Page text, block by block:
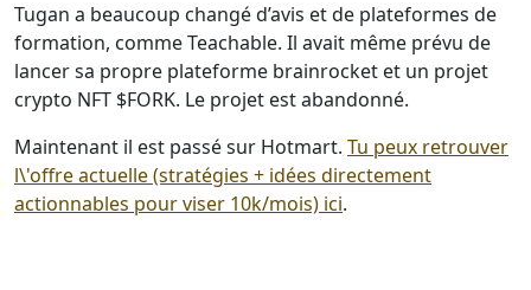
Tugan a beaucoup changé d’avis et de plateformes de
formation, comme Teachable. Il avait même prévu de
lancer sa propre plateforme brainrocket et un projet
crypto NFT $FORK. Le projet est abandonné.
Maintenant il est passé sur Hotmart. Tu peux retrouver
l\'offre actuelle (stratégies + idées directement
actionnables pour viser 10k/mois) ici.